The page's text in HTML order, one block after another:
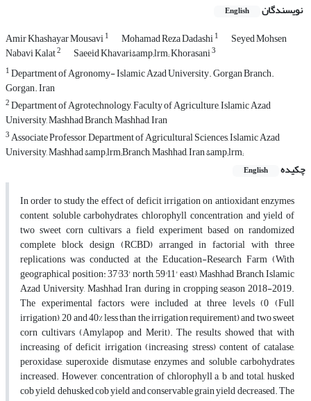
نویسندگان English
Amir Khashayar Mousavi1 Mohamad Reza Dadashi1 Seyed Mohsen
Nabavi Kalat2 Saeeid Khavari&amp;lrm; Khorasani3
1Department of Agronomy- Islamic Azad University. Gorgan Branch.
Gorgan. Iran
2Department of Agrotechnology, Faculty of Agriculture, Islamic Azad
University, Mashhad Branch, Mashhad, Iran
3Associate Professor, Department of Agricultural Sciences, Islamic Azad
University, Mashhad &amp;lrm;Branch, Mashhad, Iran &amp;lrm;
چکیده
English
In order to study the effect of deficit irrigation on antioxidant enzymes
content, soluble carbohydrates, chlorophyll concentration and yield of
two sweet corn cultivars a field experiment based on randomized
complete block design (RCBD) arranged in factorial with three
replications was conducted at the Education-Research Farm (With
geographical position: 37°33' north, 59°11' east), Mashhad Branch, Islamic
Azad University, Mashhad, Iran, during in cropping season 2018-2019.
The experimental factors were included at three levels (0 (Full
irrigation), 20 and 40% less than the irrigation requirement) and two sweet
corn cultivars (Amylapop and Merit). The results showed that with
increasing of deficit irrigation (increasing stress) content of catalase,
peroxidase, superoxide dismutase enzymes and soluble carbohydrates
increased. However, concentration of chlorophyll a, b and total, husked
cob yield, dehusked cob yield and conservable grain yield decreased. The